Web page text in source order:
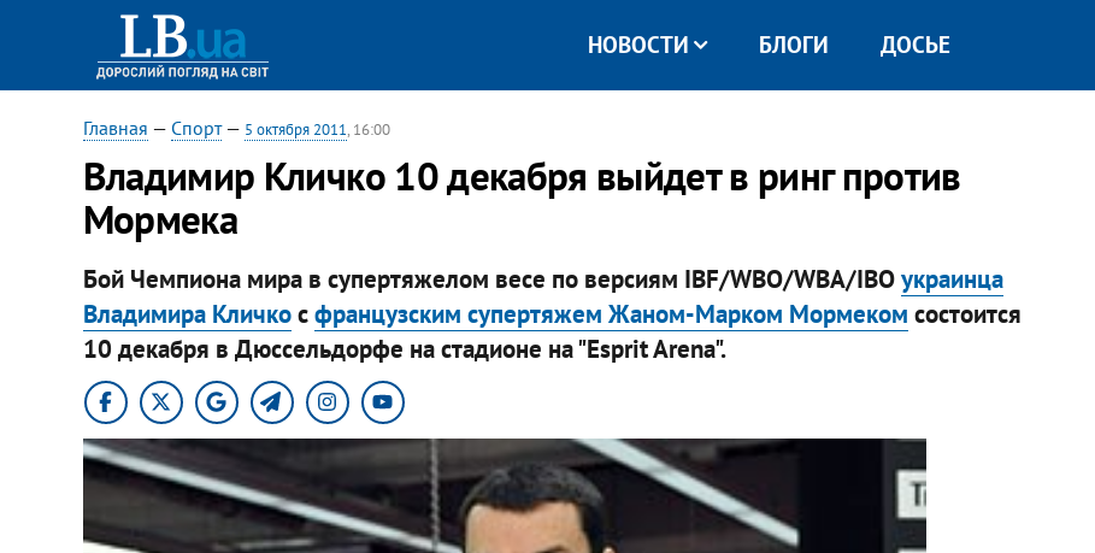
НОВОСТИ БЛОГИ ДОСЬЕ
Главная — Спорт— 5 октября 2011, 16:00
Владимир Кличко 10 декабря выйдет в ринг против
Мормека
Бой Чемпиона мира в супертяжелом весе по версиям IBF/WBO/WBA/IBOукраинца
Владимира Кличкосфранцузским супертяжем Жаном-Марком Мормеком состоится
10 декабря в Дюссельдорфе на стадионе на "Esprit Arena".